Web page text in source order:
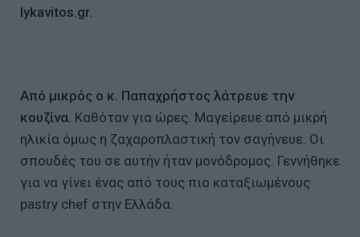
lykavitos.gr.
Από μικρός ο κ. Παπαχρήστος λάτρευε την
κουζίνα. Καθόταν για ώρες. Μαγείρευε από μικρή
ηλικία όμως η ζαχαροπλαστική τον σαγήνευε. Οι
σπουδές του σε αυτήν ήταν μονόδρομος. Γεννήθηκε
για να γίνει ένας από τους πιο καταξιωμένους
pastry chef στην Ελλάδα.